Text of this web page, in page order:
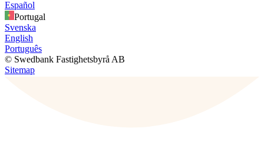
Español
Portugal
Svenska
English
Português
© Swedbank Fastighetsbyrå AB
Sitemap